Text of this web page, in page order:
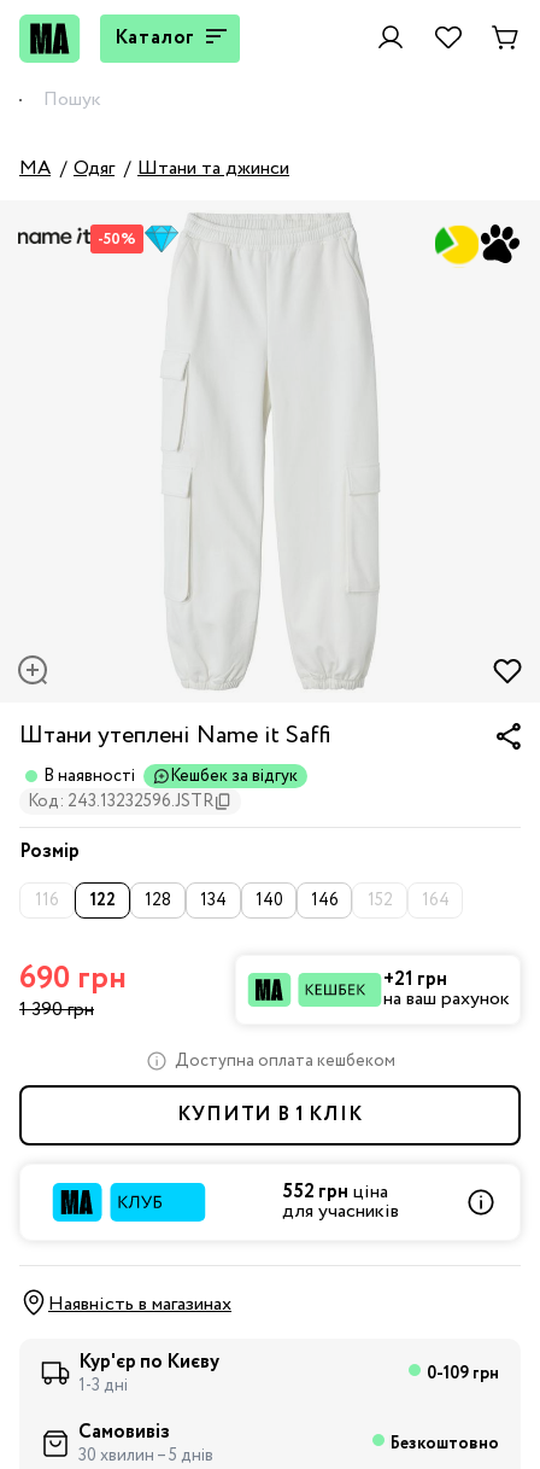
Каталог
MA Одяг Штани та джинси
-50%
Штани утеплені Name it Saffi
В наявності
Кешбек за відгук
Код: 243.13232596.JSTR
Розмір
116 122 128 134 140 146 152 164
690 грн
1 390 грн
+21 грн
на ваш рахунок
Доступна оплата кешбеком
КУПИТИ В 1 КЛІК
552 грн ціна
для учасників
Наявність в магазинах
Кур'єр по Києву
1-3 дні 0-109 грн
Самовивіз
30 хвилин – 5 днів Безкоштовно